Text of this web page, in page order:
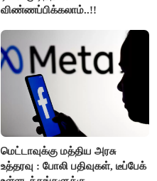
விண்ணப்பிக்கலாம்..!!
மெட்டாவுக்கு மத்திய அரசு
உத்தரவு : போலி பதிவுகள், டீப்பேக்